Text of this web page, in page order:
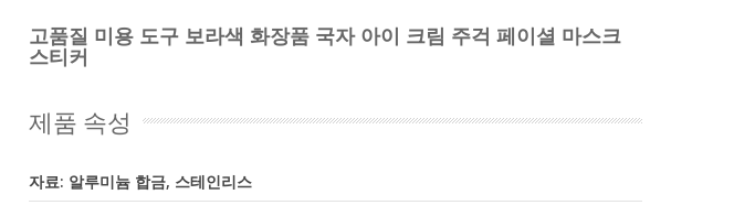
고품질 미용 도구 보라색 화장품 국자 아이 크림 주걱 페이셜 마스크
스티커
제품 속성
자료: 알루미늄 합금, 스테인리스